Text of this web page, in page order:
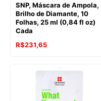
SNP, Máscara de Ampola,
Brilho de Diamante, 10
Folhas, 25 ml (0,84 fl oz)
Cada
R$231,65